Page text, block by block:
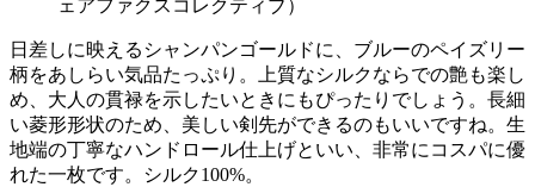
ェアファクスコレクティブ）
日差しに映えるシャンパンゴールドに、ブルーのペイズリー
柄をあしらい気品たっぷり。上質なシルクならでの艶も楽し
め、大人の貫禄を示したいときにもぴったりでしょう。長細
い菱形形状のため、美しい剣先ができるのもいいですね。生
地端の丁寧なハンドロール仕上げといい、非常にコスパに優
れた一枚です。シルク100%。